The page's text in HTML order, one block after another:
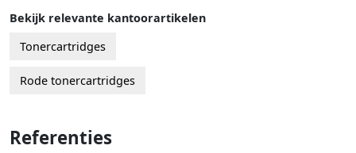
Bekijk relevante kantoorartikelen
Tonercartridges
Rode tonercartridges
Referenties